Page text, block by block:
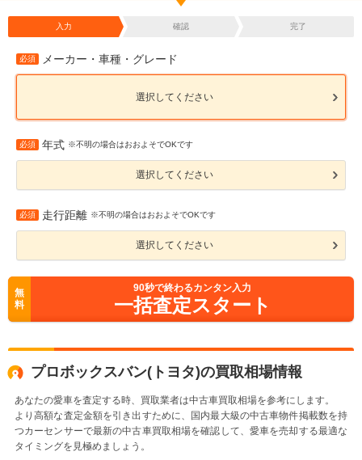
入力 確認 完了
必須 メーカー・車種・グレード
選択してください
必須 年式 ※不明の場合はおおよそでOKです
選択してください
必須 走行距離 ※不明の場合はおおよそでOKです
選択してください
無
料
90秒で終わるカンタン入力
一括査定スタート
プロボックスバン(トヨタ)の買取相場情報
あなたの愛車を査定する時、買取業者は中古車買取相場を参考にします。
より高額な査定金額を引き出すために、国内最大級の中古車物件掲載数を持
つカーセンサーで最新の中古車買取相場を確認して、愛車を売却する最適な
タイミングを見極めましょう。